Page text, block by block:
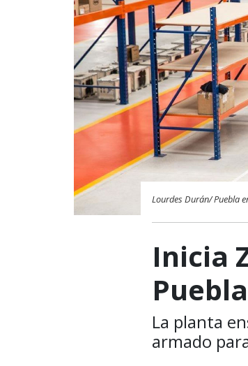
Lourdes Durán/ Puebla
Inicia
Puebla
La planta
armado